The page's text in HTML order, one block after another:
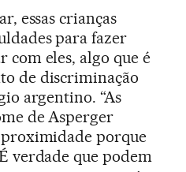
essas crianças
para fazer
com eles, algo que é
de discriminação
argentino. “As
de Asperger
porque
verdade que podem